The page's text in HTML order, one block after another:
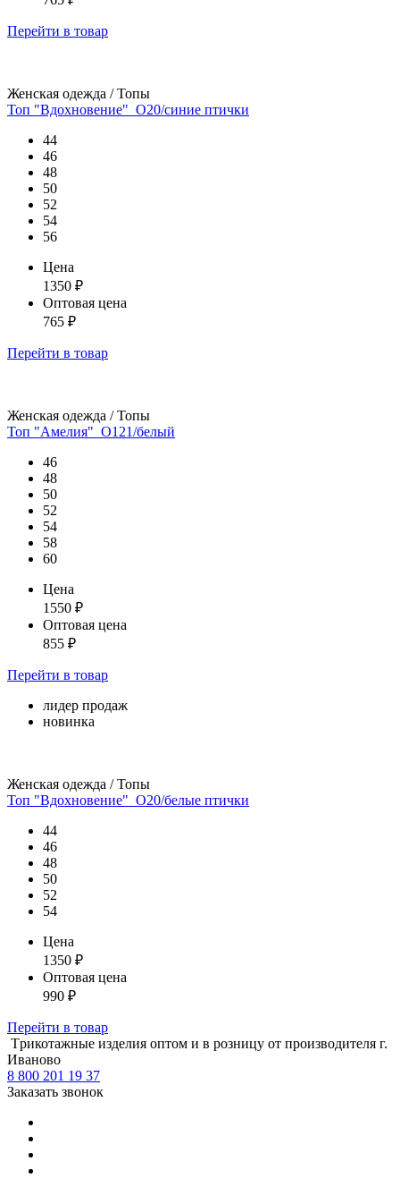
Перейти в товар
Женская одежда / Топы
Топ "Вдохновение"_О20/синие птички
44
46
48
50
52
54
56
Цена
1350 ₽
Оптовая цена
765 ₽
Перейти в товар
Женская одежда / Топы
Топ "Амелия"_О121/белый
46
48
50
52
54
58
60
Цена
1550 ₽
Оптовая цена
855 ₽
Перейти в товар
лидер продаж
новинка
Женская одежда / Топы
Топ "Вдохновение"_О20/белые птички
44
46
48
50
52
54
Цена
1350 ₽
Оптовая цена
990 ₽
Перейти в товар
Tрикотажные изделия оптом и в розницу от производителя г.
Иваново
8 800 201 19 37
Заказать звонок